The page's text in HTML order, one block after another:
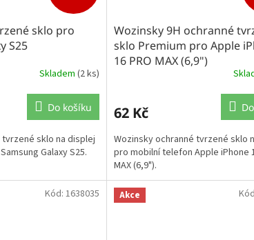
sklo pro
S25
Skladem (2 ks)
Do košíku
sklo na displej
Galaxy S25.
Wozinsky 9H ochranné
sklo Premium pro Apple
16 PRO MAX (6,9")
62 Kč
Wozinsky ochranné tvrzené sklo
pro mobilní telefon Apple iPhone
MAX (6,9").
Kód: 1638035 Akce